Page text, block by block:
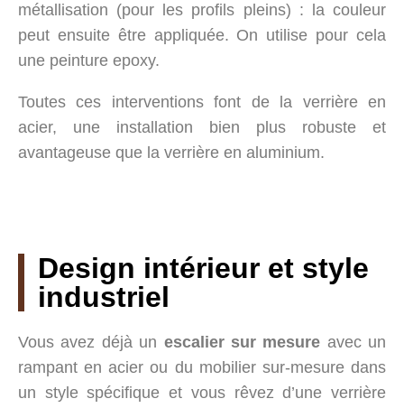
métallisation (pour les profils pleins) : la couleur
peut ensuite être appliquée. On utilise pour cela
une peinture epoxy.
Toutes ces interventions font de la verrière en
acier, une installation bien plus robuste et
avantageuse que la verrière en aluminium.
Design intérieur et style
industriel
Vous avez déjà un escalier sur mesure avec un
rampant en acier ou du mobilier sur-mesure dans
un style spécifique et vous rêvez d’une verrière